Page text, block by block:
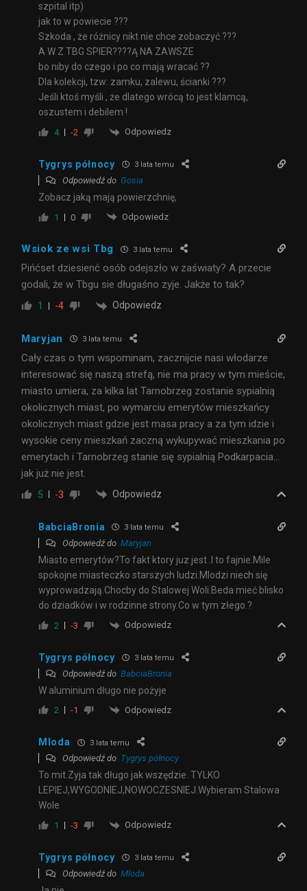
szpital itp)
jak to w powiecie ???
Szkoda , że różnicy nikt nie chce zobaczyć ???
A W Z TBG SPIER????Ą NA ZAWSZE
bo niby do czego i po co mają wracać ??
Dla kolekcji, tzw: zamku, zalewu, ścianki ???
Jeśli ktoś myśli , że dlatego wrócą to jest klamcą,
oszustem i debilem !
4 -2 Odpowiedz
Tygrys północy 3 lata temu
Odpowiedź do Gosia
Zobacz jaką mają powierzchnię,
1 0 Odpowiedz
Wsiok ze wsi Tbg 3 lata temu
Pińćset dziesienć osób odejszło w zaświaty? A przecie
godali, że w Tbgu sie długaśno zyje. Jakże to tak?
1 -4 Odpowiedz
Maryjan 3 lata temu
Cały czas o tym wspominam, zacznijcie nasi włodarze
interesować się naszą strefą, nie ma pracy w tym mieście,
miasto umiera, za kilka lat Tarnobrzeg zostanie sypialnią
okolicznych miast, po wymarciu emerytów mieszkańcy
okolicznych miast gdzie jest masa pracy a za tym idzie i
wysokie ceny mieszkań zaczną wykupywać mieszkania po
emerytach i Tarnobrzeg stanie się sypialnią Podkarpacia…
jak już nie jest.
5 -3 Odpowiedz
BabciaBronia 3 lata temu
Odpowiedź do Maryjan
Miasto emerytów?To fakt ktory juz jest .I to fajnie.Mile
spokojne miasteczko starszych ludzi.Mlodzi niech się
wyprowadzają.Chocby do Stalowej Woli.Beda mieć blisko
do dziadków i w rodzinne strony.Co w tym złego.?
2 -3 Odpowiedz
Tygrys północy 3 lata temu
Odpowiedź do BabciaBronia
W aluminium długo nie pożyje
2 -1 Odpowiedz
Mloda 3 lata temu
Odpowiedź do Tygrys północy
To mit.Zyja tak długo jak wszędzie. TYLKO
LEPIEJ,WYGODNIEJ,NOWOCZESNIEJ.Wybieram Stalowa
Wole
1 -3 Odpowiedz
Tygrys północy 3 lata temu
Odpowiedź do Mloda